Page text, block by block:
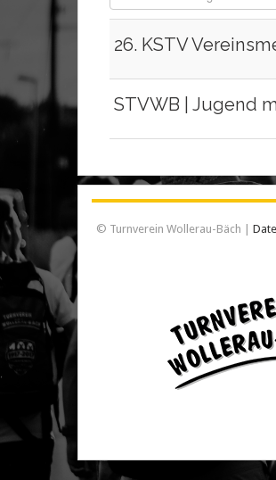
26. KSTV
STVWB | Jugend
© Turnverein Wollerau-Bäch |